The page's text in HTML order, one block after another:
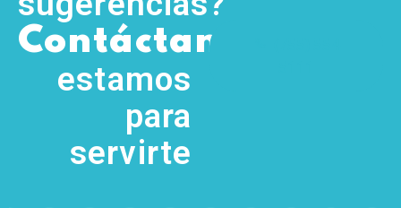
Contáctanos
estamos
para
servirte